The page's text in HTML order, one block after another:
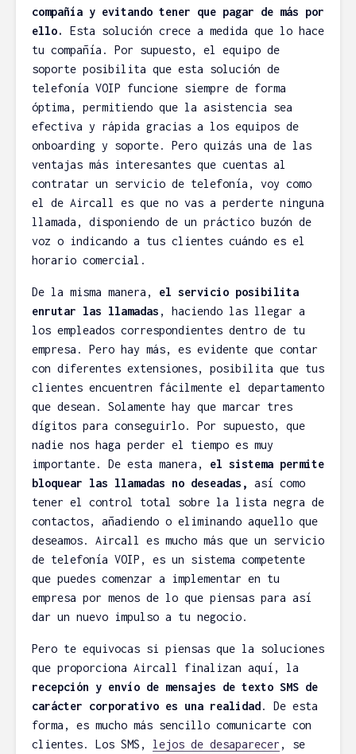
compañía y evitando tener que pagar de más por
ello.
Esta solución crece a medida que lo hace
tu compañía. Por supuesto, el equipo de
soporte posibilita que esta solución de
telefonía VOIP funcione siempre de forma
óptima, permitiendo que la asistencia sea
efectiva y rápida gracias a los equipos de
onboarding y soporte. Pero quizás una de las
ventajas más interesantes que cuentas al
contratar un servicio de telefonía, voy como
el de Aircall es que no vas a perderte ninguna
llamada, disponiendo de un práctico buzón de
voz o indicando a tus clientes cuándo es el
horario comercial.
De la misma manera, el servicio posibilita
enrutar las llamadas , haciendo las llegar a
los empleados correspondientes dentro de tu
empresa. Pero hay más, es evidente que contar
con diferentes extensiones, posibilita que tus
clientes encuentren fácilmente el departamento
que desean. Solamente hay que marcar tres
dígitos para conseguirlo. Por supuesto, que
nadie nos haga perder el tiempo es muy
importante. De esta manera, el sistema permite
bloquear las llamadas no deseadas, así como
tener el control total sobre la lista negra de
contactos, añadiendo o eliminando aquello que
deseamos. Aircall es mucho más que un servicio
de telefonía VOIP, es un sistema competente
que puedes comenzar a implementar en tu
empresa por menos de lo que piensas para así
dar un nuevo impulso a tu negocio.
Pero te equivocas si piensas que la soluciones
que proporciona Aircall finalizan aquí, la
recepción y envío de mensajes de texto SMS de
carácter corporativo es una realidad. De esta
forma, es mucho más sencillo comunicarte con
clientes. Los SMS, lejos de desaparecer , se